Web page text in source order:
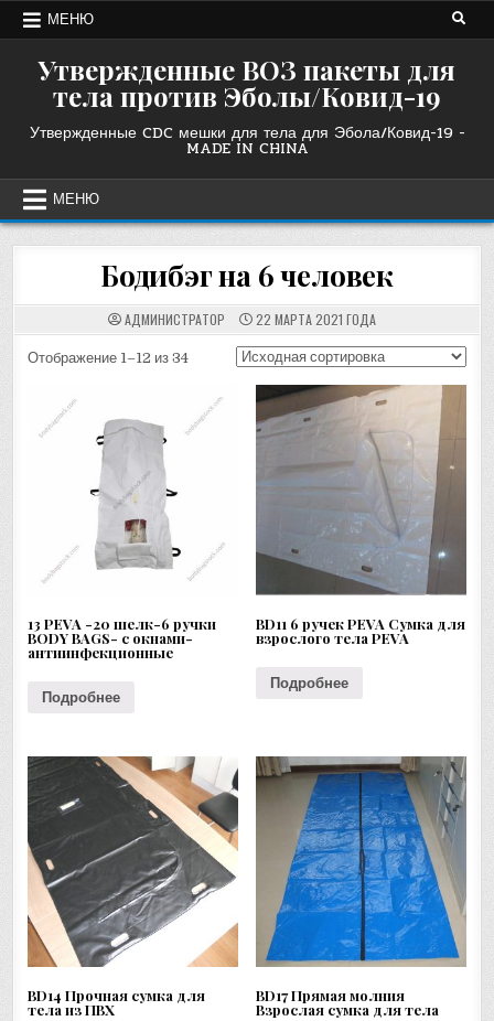
ПерейтиМЕНЮ
Утвержденные ВОЗ пакеты для
тела против Эболы/Ковид-19
Утвержденные CDC мешки для тела для Эбола/Ковид-19 -
MADE IN CHINA
МЕНЮ
Бодибэг на 6 человек
АДМИНИСТРАТОР 22 МАРТА 2021 ГОДА
Отображение 1–12 из 34
13 PEVA -20 шелк-6 ручки
BODY BAGS- с окнами-
антиинфекционные
Подробнее
BD11 6 ручек PEVA Сумка для
взрослого тела PEVA
Подробнее
BD14 Прочная сумка для
тела из ПВХ
BD17 Прямая молния
Взрослая сумка для тела